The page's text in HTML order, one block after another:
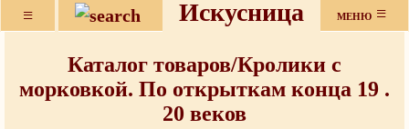
≡ Искусница МЕНЮ ≡
Каталог товаров/Кролики с
морковкой. По открыткам конца 19 .
20 веков